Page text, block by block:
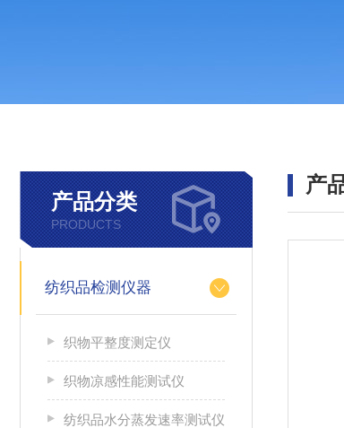
产品分类
PRODUCTS
纺织品检测仪器
织物平整度测定仪
织物凉感性能测试仪
纺织品水分蒸发速率测试仪
产